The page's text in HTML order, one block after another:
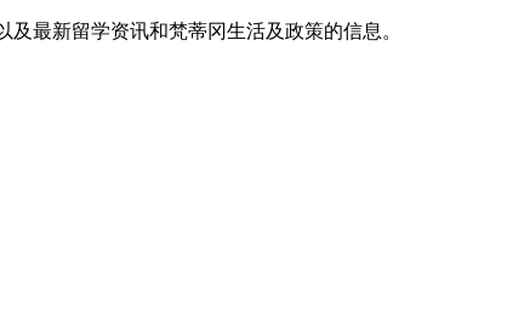
最新留学资讯和梵蒂冈生活及政策的信息。